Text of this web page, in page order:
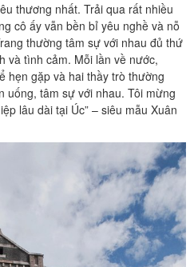
thương nhất. Trải qua rất nhiều
cô ấy vẫn bền bỉ yêu nghề và nỗ
thường tâm sự với nhau đủ thứ
và tình cảm. Mỗi lần về nước,
hẹn gặp và hai thầy trò thường
uống, tâm sự với nhau. Tôi mừng
lâu dài tại Úc” – siêu mẫu Xuân